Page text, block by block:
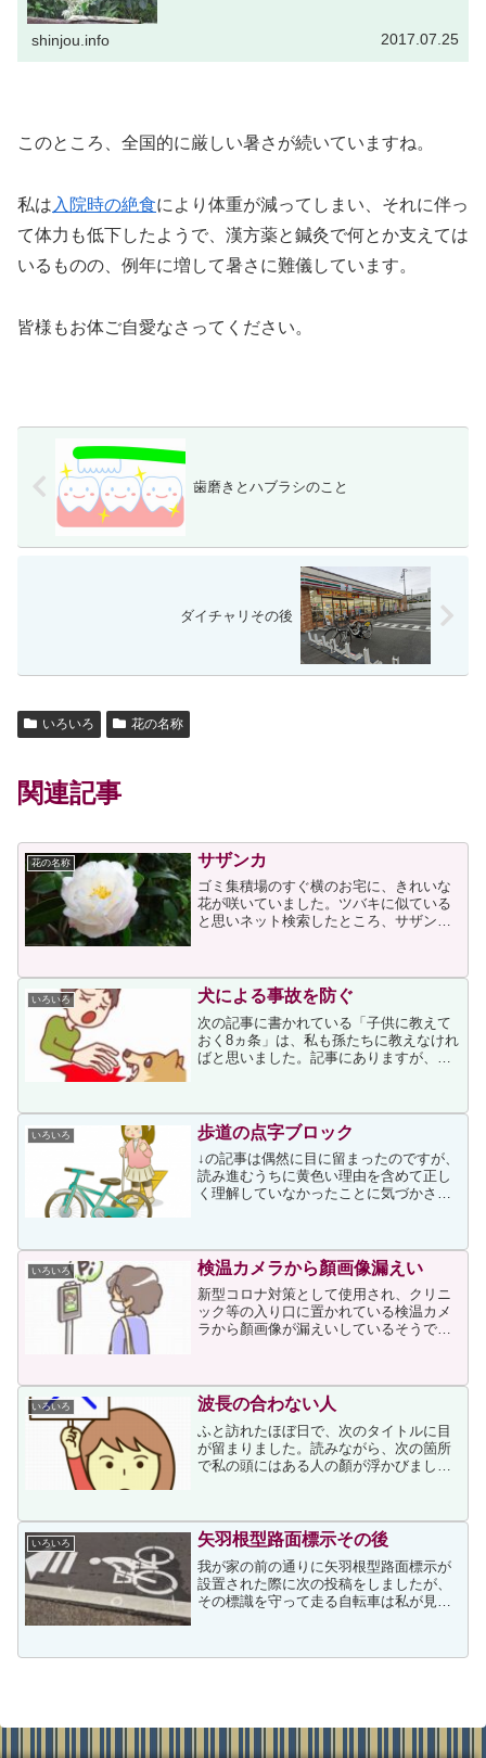
shinjou.info 2017.07.25
このところ、全国的に厳しい暑さが続いていますね。
私は 入院時の絶食により体重が減ってしまい、それに伴っ
て体力も低下したようで、漢方薬と鍼灸で何とか支えては
いるものの、例年に増して暑さに難儀しています。
皆様もお体ご自愛なさってください。
歯磨きとハブラシのこと
ダイチャリその後
いろいろ 花の名称
関連記事
花の名称 サザンカ
ゴミ集積場のすぐ横のお宅に、きれいな
花が咲いていました。ツバキに似ている
と思いネット検索したところ、サザンカ
に似ていると思ったのでしょう。↑はサザ
ンカの中でも「朝倉」と...
いろいろ 犬による事故を防ぐ
次の記事に書かれている「子供に教えて
おく8ヵ条」は、私も孫たちに教えなけれ
ばと思いました。記事にありますが、今
もいらっしゃると思います。その事件で
は負傷者全員が命に別...
いろいろ 歩道の点字ブロック
↓の記事は偶然に目に留まったのですが、
読み進むうちに黄色い理由を含めて正し
く理解していなかったことに気づかされ
ブロックを足の裏や 白杖はくじょう の先
で確認しながら歩きま...
いろいろ 検温カメラから顏画像漏えい
新型コロナ対策として使用され、クリニ
ック等の入り口に置かれている検温カメ
ラから顏画像が漏えいしているそうで
われたサーマルカメラから顔画像が漏え
いしている。ネット上のフリ...
いろいろ 波長の合わない人
ふと訪れたほぼ日で、次のタイトルに目
が留まりました。読みながら、次の箇所
で私の頭にはある人の顏が浮かびまし
れる、そんな「波長が合わない人」、ど
うにも「波長が合わない人」...
いろいろ 矢羽根型路面標示その後
我が家の前の通りに矢羽根型路面標示が
設置された際に次の投稿をしましたが、
その標識を守って走る自転車は私が見る